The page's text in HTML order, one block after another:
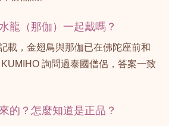
龍（那伽）一起戴嗎？
載，金翅鳥與那伽已在佛陀座前和
詢問過泰國僧侶，答案一致
的？怎麼知道是正品？